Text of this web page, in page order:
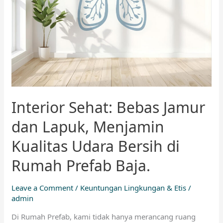
Interior Sehat: Bebas Jamur
dan Lapuk, Menjamin
Kualitas Udara Bersih di
Rumah Prefab Baja.
Leave a Comment / Keuntungan Lingkungan & Etis /
admin
Di Rumah Prefab, kami tidak hanya merancang ruang
Kualitas
Rumah
Prefab
Baja.